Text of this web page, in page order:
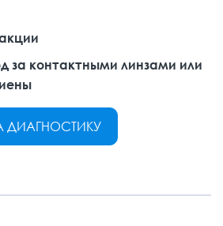
за контактными линзами или
ДИАГНОСТИКУ